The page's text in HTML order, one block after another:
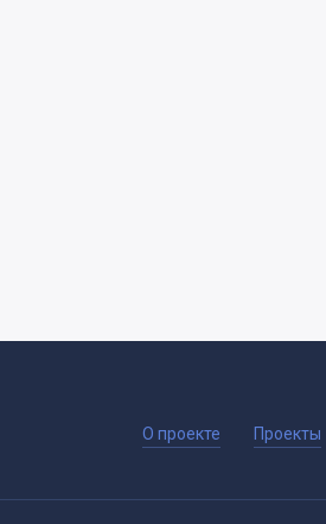
О проекте Проекты